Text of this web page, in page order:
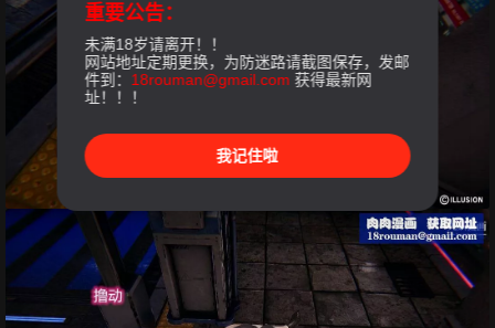
重要公告：
未满18岁请离开！！
网站地址定期更换，为防迷路请截图保存，发邮
件到： 18rouman@gmail.com 获得最新网
址！！！
我记住啦